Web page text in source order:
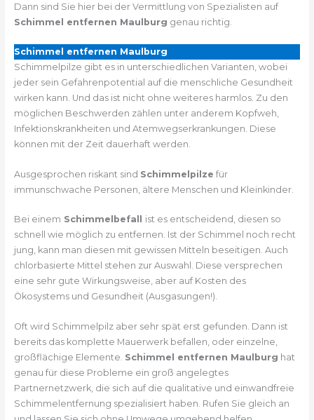
Dann sind Sie hier bei der Vermittlung von Spezialisten auf
Schimmel entfernen Maulburg genau richtig.
Schimmel entfernen Maulburg
Schimmelpilze gibt es in unterschiedlichen Varianten, wobei
jeder sein Gefahrenpotential auf die menschliche Gesundheit
wirken kann. Und das ist nicht ohne weiteres harmlos. Zu den
möglichen Beschwerden zählen unter anderem Kopfweh,
Infektionskrankheiten und Atemwegserkrankungen. Diese
können mit der Zeit dauerhaft werden.
Ausgesprochen riskant sind Schimmelpilze für
immunschwache Personen, ältere Menschen und Kleinkinder.
Bei einem Schimmelbefall ist es entscheidend, diesen so
schnell wie möglich zu entfernen. Ist der Schimmel noch recht
jung, kann man diesen mit gewissen Mitteln beseitigen. Auch
chlorbasierte Mittel stehen zur Auswahl. Diese versprechen
eine sehr gute Wirkungsweise, aber auf Kosten des
Ökosystems und Gesundheit (Ausgasungen!).
Oft wird Schimmelpilz aber sehr spät erst gefunden. Dann ist
bereits das komplette Mauerwerk befallen, oder einzelne,
großflächige Elemente. Schimmel entfernen Maulburg hat
genau für diese Probleme ein groß angelegtes
Partnernetzwerk, die sich auf die qualitative und einwandfreie
Schimmelentfernung spezialisiert haben. Rufen Sie gleich an